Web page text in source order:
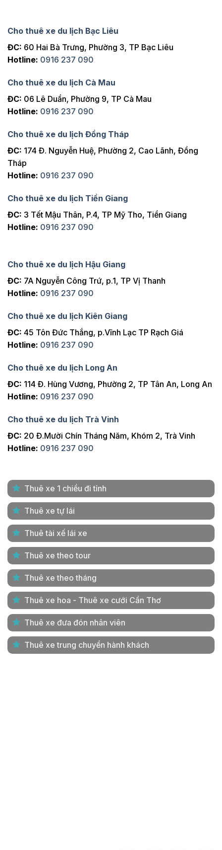
Cho thuê xe du lịch Bạc Liêu
ĐC: 60 Hai Bà Trưng, Phường 3, TP Bạc Liêu
Hotline: 0916 237 090
Cho thuê xe du lịch Cà Mau
ĐC: 06 Lê Duẩn, Phường 9, TP Cà Mau
Hotline: 0916 237 090
Cho thuê xe du lịch Đồng Tháp
ĐC: 174 Đ. Nguyễn Huệ, Phường 2, Cao Lãnh, Đồng
Tháp
Hotline: 0916 237 090
Cho thuê xe du lịch Tiền Giang
ĐC: 3 Tết Mậu Thân, P.4, TP Mỹ Tho, Tiền Giang
Hotline: 0916 237 090
Cho thuê xe du lịch Hậu Giang
ĐC: 7A Nguyễn Công Trứ, p.1, TP Vị Thanh
Hotline: 0916 237 090
Cho thuê xe du lịch Kiên Giang
ĐC: 45 Tôn Đức Thắng, p.Vĩnh Lạc TP Rạch Giá
Hotline: 0916 237 090
Cho thuê xe du lịch Long An
ĐC: 114 Đ. Hùng Vương, Phường 2, TP Tân An, Long An
Hotline: 0916 237 090
Cho thuê xe du lịch Trà Vinh
ĐC: 20 Đ.Mười Chín Tháng Năm, Khóm 2, Trà Vinh
Hotline: 0916 237 090
Thuê xe 1 chiều đi tỉnh
Thuê xe tự lái
Thuê tài xế lái xe
Thuê xe theo tour
Thuê xe theo tháng
Thuê xe hoa - Thuê xe cưới Cần Thơ
Thuê xe đưa đón nhân viên
Thuê xe trung chuyển hành khách